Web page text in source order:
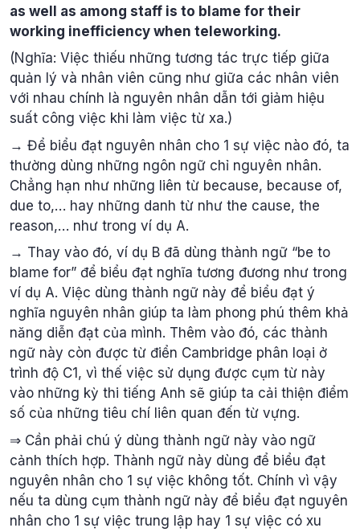
as well as among staff is to blame for their
working inefficiency when teleworking.
(Nghĩa: Việc thiếu những tương tác trực tiếp giữa
quản lý và nhân viên cũng như giữa các nhân viên
với nhau chính là nguyên nhân dẫn tới giảm hiệu
suất công việc khi làm việc từ xa.)
→ Để biểu đạt nguyên nhân cho 1 sự việc nào đó, ta
thường dùng những ngôn ngữ chỉ nguyên nhân.
Chẳng hạn như những liên từ because, because of,
due to,… hay những danh từ như the cause, the
reason,… như trong ví dụ A.
→ Thay vào đó, ví dụ B đã dùng thành ngữ “be to
blame for” để biểu đạt nghĩa tương đương như trong
ví dụ A. Việc dùng thành ngữ này để biểu đạt ý
nghĩa nguyên nhân giúp ta làm phong phú thêm khả
năng diễn đạt của mình. Thêm vào đó, các thành
ngữ này còn được từ điển Cambridge phân loại ở
trình độ C1, vì thế việc sử dụng được cụm từ này
vào những kỳ thi tiếng Anh sẽ giúp ta cải thiện điểm
số của những tiêu chí liên quan đến từ vựng.
⇒ Cần phải chú ý dùng thành ngữ này vào ngữ
cảnh thích hợp. Thành ngữ này dùng để biểu đạt
nguyên nhân cho 1 sự việc không tốt. Chính vì vậy
nếu ta dùng cụm thành ngữ này để biểu đạt nguyên
nhân cho 1 sự việc trung lập hay 1 sự việc có xu